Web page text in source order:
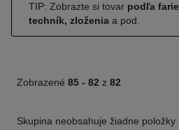
TIP: Zobrazte si tovar podľa
techník, zloženia a pod.
Zobrazené 85 - 82 z 82
Skupina neobsahuje žiadne položky